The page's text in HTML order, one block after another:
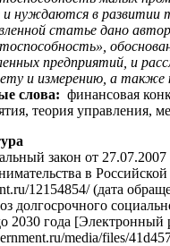
и нуждаются в развитии
статье дано
предприятий, и
и измерению, а
слова: финансовая
теория управления,
закон от
в
12154854/ (дата
долгосрочного
2030 года [Электронный
media/files/